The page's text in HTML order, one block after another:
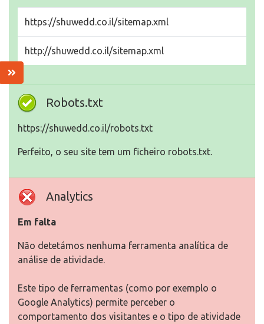
https://shuwedd.co.il/sitemap.xml
http://shuwedd.co.il/sitemap.xml
Robots.txt
https://shuwedd.co.il/robots.txt
Perfeito, o seu site tem um ficheiro robots.txt.
Analytics
Em falta
Não detetámos nenhuma ferramenta analítica de
análise de atividade.
Este tipo de ferramentas (como por exemplo o
Google Analytics) permite perceber o
comportamento dos visitantes e o tipo de atividade